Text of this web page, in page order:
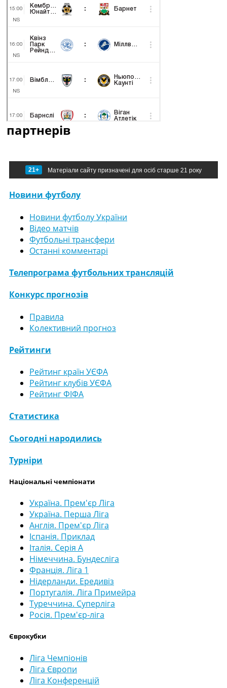
партнерів
21+ Матеріали сайту призначені для осіб старше 21 року
Новини футболу
Новини футболу України
Відео матчів
Футбольні трансфери
Останні комментарі
Телепрограма футбольних трансляцій
Конкурс прогнозів
Правила
Колективний прогноз
Рейтинги
Рейтинг країн УЄФА
Рейтинг клубів УЄФА
Рейтинг ФІФА
Статистика
Сьогодні народились
Турніри
Національні чемпіонати
Україна. Прем'єр Ліга
Україна. Перша Ліга
Англія. Прем'єр Ліга
Іспанія. Приклад
Італія. Серія А
Німеччина. Бундесліга
Франція. Ліга 1
Нідерланди. Ередивіз
Португалія. Ліга Примейра
Туреччина. Суперліга
Росія. Прем'єр-ліга
Єврокубки
Ліга Чемпіонів
Ліга Європи
Ліга Конференцій